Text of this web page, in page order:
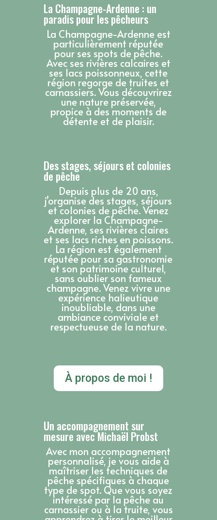
La Champagne-Ardenne : un
paradis pour les pêcheurs
La Champagne-Ardenne est
particulièrement réputée
pour ses spots de pêche.
Avec ses rivières calcaires et
ses lacs poissonneux, cette
région regorge de truites et
carnassiers. Vous découvrirez
une nature préservée,
propice à des moments de
détente et de plaisir.
Des stages, séjours et colonies
de pêche
Depuis plus de 20 ans,
j’organise des stages, séjours
et colonies de pêche. Venez
explorer la Champagne-
Ardenne, ses rivières claires
et ses lacs riches en poissons.
La région est également
réputée pour sa gastronomie
et son patrimoine culturel,
sans oublier son fameux
champagne. Venez vivre une
expérience halieutique
inoubliable, dans une
ambiance conviviale et
respectueuse de la nature.
À propos de moi !
Un accompagnement sur
mesure avec Michaël Probst
Avec mon accompagnement
personnalisé, je vous aide à
maîtriser les techniques de
pêche spécifiques à chaque
type de spot. Que vous soyez
intéressé par la pêche au
carnassier ou à la truite, vous